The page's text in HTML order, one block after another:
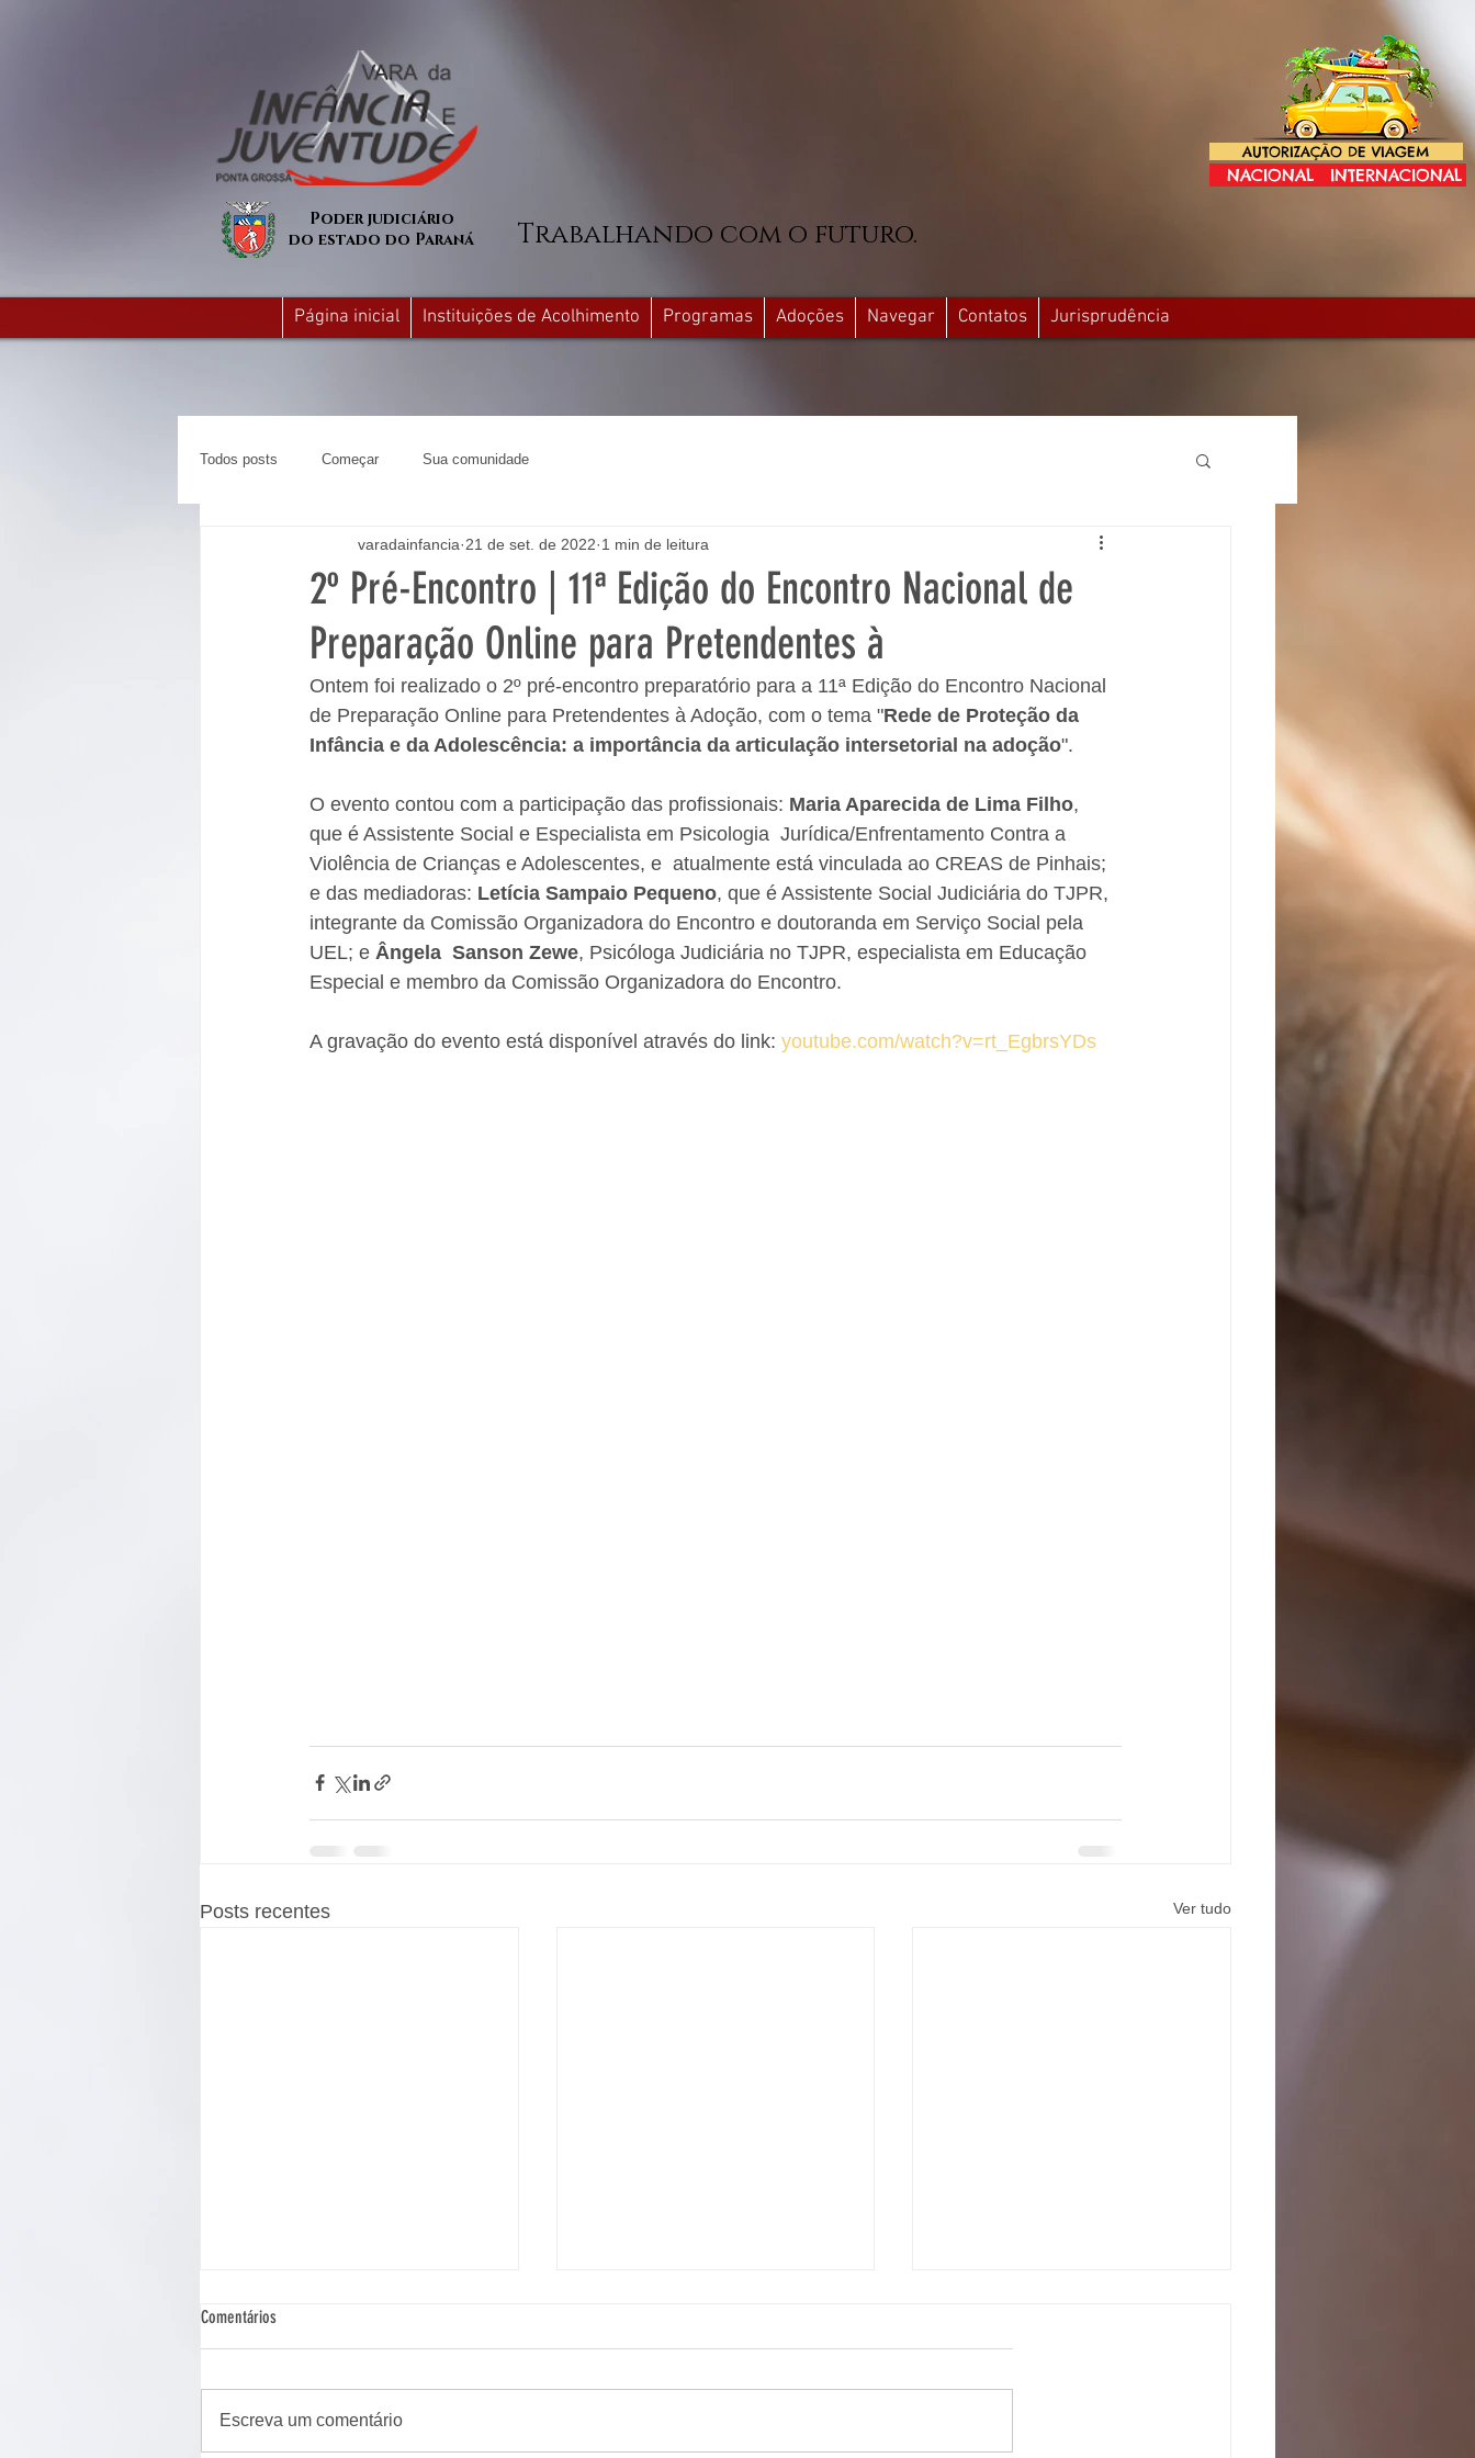
AUTORIZAÇÃO DE VIAGEM
NACIONAL INTERNACIONAL
Poder judiciário
do estado do Paraná
Trabalhando com o futuro.
Página inicial Instituições de Acolhimento Programas Adoções Navegar Contatos Jurisprudência
Todos posts Começar Sua comunidade
2º Pré-Encontro | 11ª Edição do Encontro Nacional de
Preparação Online para Pretendentes à
varadainfancia 21 de set. de 2022 1 min de leitura
Ontem foi realizado o 2º pré-encontro preparatório para a 11ª Edição do Encontro Nacional
de Preparação Online para Pretendentes à Adoção, com o tema "Rede de Proteção da
Infância e da Adolescência: a importância da articulação intersetorial na adoção".
O evento contou com a participação das profissionais: Maria Aparecida de Lima Filho,
que é Assistente Social e Especialista em Psicologia  Jurídica/Enfrentamento Contra a
Violência de Crianças e Adolescentes, e  atualmente está vinculada ao CREAS de Pinhais;
e das mediadoras: Letícia Sampaio Pequeno, que é Assistente Social Judiciária do TJPR,
integrante da Comissão Organizadora do Encontro e doutoranda em Serviço Social pela
UEL; e Ângela  Sanson Zewe, Psicóloga Judiciária no TJPR, especialista em Educação
Especial e membro da Comissão Organizadora do Encontro.
A gravação do evento está disponível através do link: youtube.com/watch?v=rt_EgbrsYDs
Posts recentes Ver tudo
Comentários
Escreva um comentário